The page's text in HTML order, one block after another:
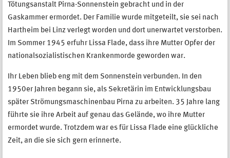
Tötungsanstalt Pirna-Sonnenstein gebracht und in der
Gaskammer ermordet. Der Familie wurde mitgeteilt, sie sei nach
Hartheim bei Linz verlegt worden und dort unerwartet verstorben.
Im Sommer 1945 erfuhr Lissa Flade, dass ihre Mutter Opfer der
nationalsozialistischen Krankenmorde geworden war.
Ihr Leben blieb eng mit dem Sonnenstein verbunden. In den
1950er Jahren begann sie, als Sekretärin im Entwicklungsbau
später Strömungsmaschinenbau Pirna zu arbeiten. 35 Jahre lang
führte sie ihre Arbeit auf genau das Gelände, wo ihre Mutter
ermordet wurde. Trotzdem war es für Lissa Flade eine glückliche
Zeit, an die sie sich gern erinnerte.